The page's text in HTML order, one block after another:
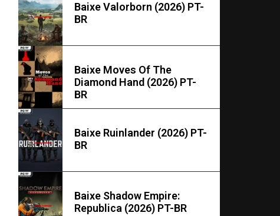
Baixe Valorborn (2026) PT-
BR
Baixe Moves Of The
Diamond Hand (2026) PT-
BR
Baixe Ruinlander (2026) PT-
BR
Baixe Shadow Empire:
Republica (2026) PT-BR